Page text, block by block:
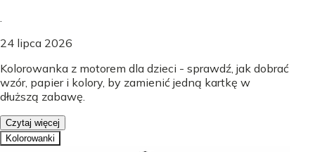
24 lipca 2026
Kolorowanka z motorem dla dzieci - sprawdź, jak dobrać
wzór, papier i kolory, by zamienić jedną kartkę w
dłuższą zabawę.
Czytaj więcej
Kolorowanki